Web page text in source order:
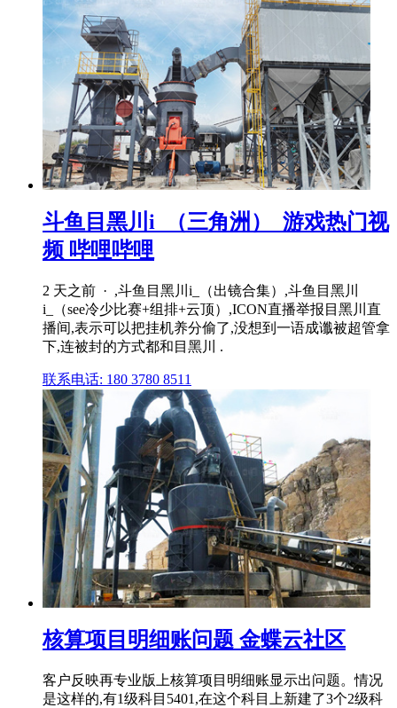
斗鱼目黑川i_（三角洲）_游戏热门视
频 哔哩哔哩
2 天之前 · ,斗鱼目黑川i_（出镜合集）,斗鱼目黑川
i_（see冷少比赛+组排+云顶）,ICON直播举报目黑川直
播间,表示可以把挂机养分偷了,没想到一语成谶被超管拿
下,连被封的方式都和目黑川 .
联系电话: 180 3780 8511
核算项目明细账问题 金蝶云社区
客户反映再专业版上核算项目明细账显示出问题。情况
是这样的,有1级科目5401,在这个科目上新建了3个2级科